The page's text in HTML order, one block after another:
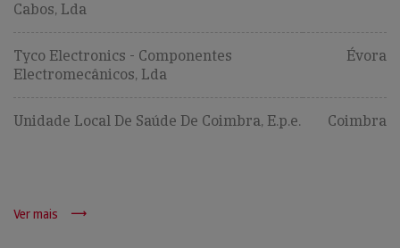
Cabos, Lda
Tyco Electronics - Componentes
Electromecânicos, Lda
Évora
Unidade Local De Saúde De Coimbra, E.p.e. Coimbra
Ver mais